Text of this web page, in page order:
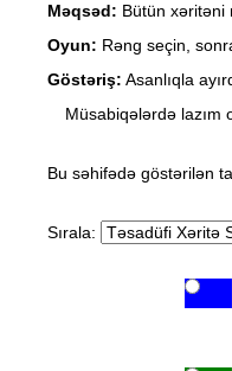
Məqsəd: Bütün xəritəni
Oyun: Rəng seçin,
Göstəriş: Asanlıqla
Müsabiqələrdə lazım
Bu səhifədə göstərilən
Sırala: